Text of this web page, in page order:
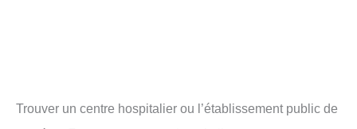
Trouver un centre hospitalier ou l’établissement public de